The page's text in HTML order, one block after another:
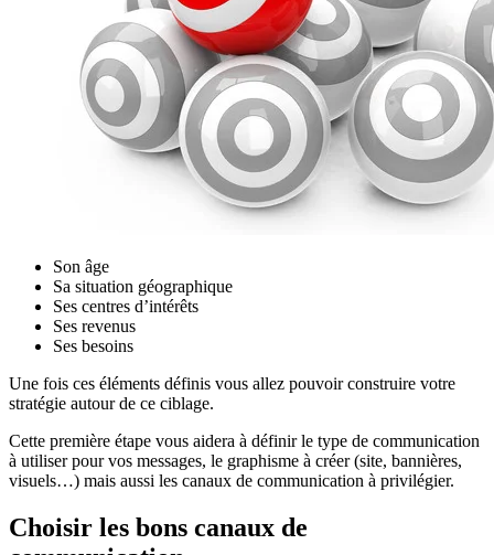
Son âge
Sa situation géographique
Ses centres d’intérêts
Ses revenus
Ses besoins
Une fois ces éléments définis vous allez pouvoir construire votre
stratégie autour de ce ciblage.
Cette première étape vous aidera à définir le type de communication
à utiliser pour vos messages, le graphisme à créer (site, bannières,
visuels…) mais aussi les canaux de communication à privilégier.
Choisir les bons canaux de